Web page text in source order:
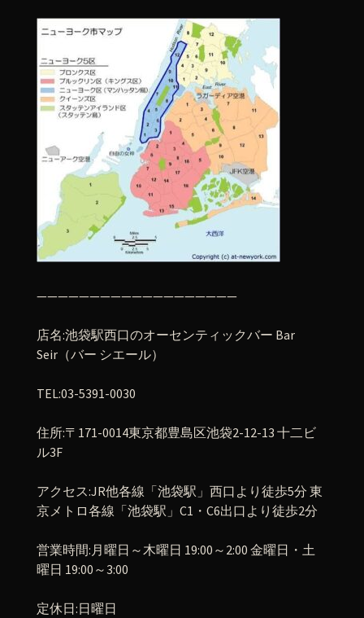
———————————————————
店名:池袋駅西口のオーセンティックバー Bar
Seir （バー シエール）
TEL:03-5391-0030
住所:〒 171-0014東京都豊島区池袋2-12-13 十二ビ
ル3F
アクセス:JR他各線「池袋駅」西口より徒歩5分 東
京メトロ各線「池袋駅」 C1 ・ C6出口より徒歩2分
営業時間:月曜日～木曜日 19:00 ～ 2:00 金曜日・土
曜日 19:00 ～3:00
定休日:日曜日